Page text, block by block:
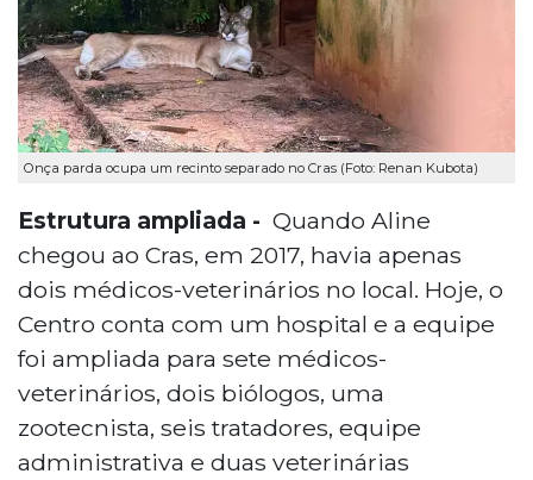
Onça parda ocupa um recinto separado no Cras (Foto: Renan Kubota)
Estrutura ampliada - Quando Aline
chegou ao Cras, em 2017, havia apenas
dois médicos-veterinários no local. Hoje, o
Centro conta com um hospital e a equipe
foi ampliada para sete médicos-
veterinários, dois biólogos, uma
zootecnista, seis tratadores, equipe
administrativa e duas veterinárias